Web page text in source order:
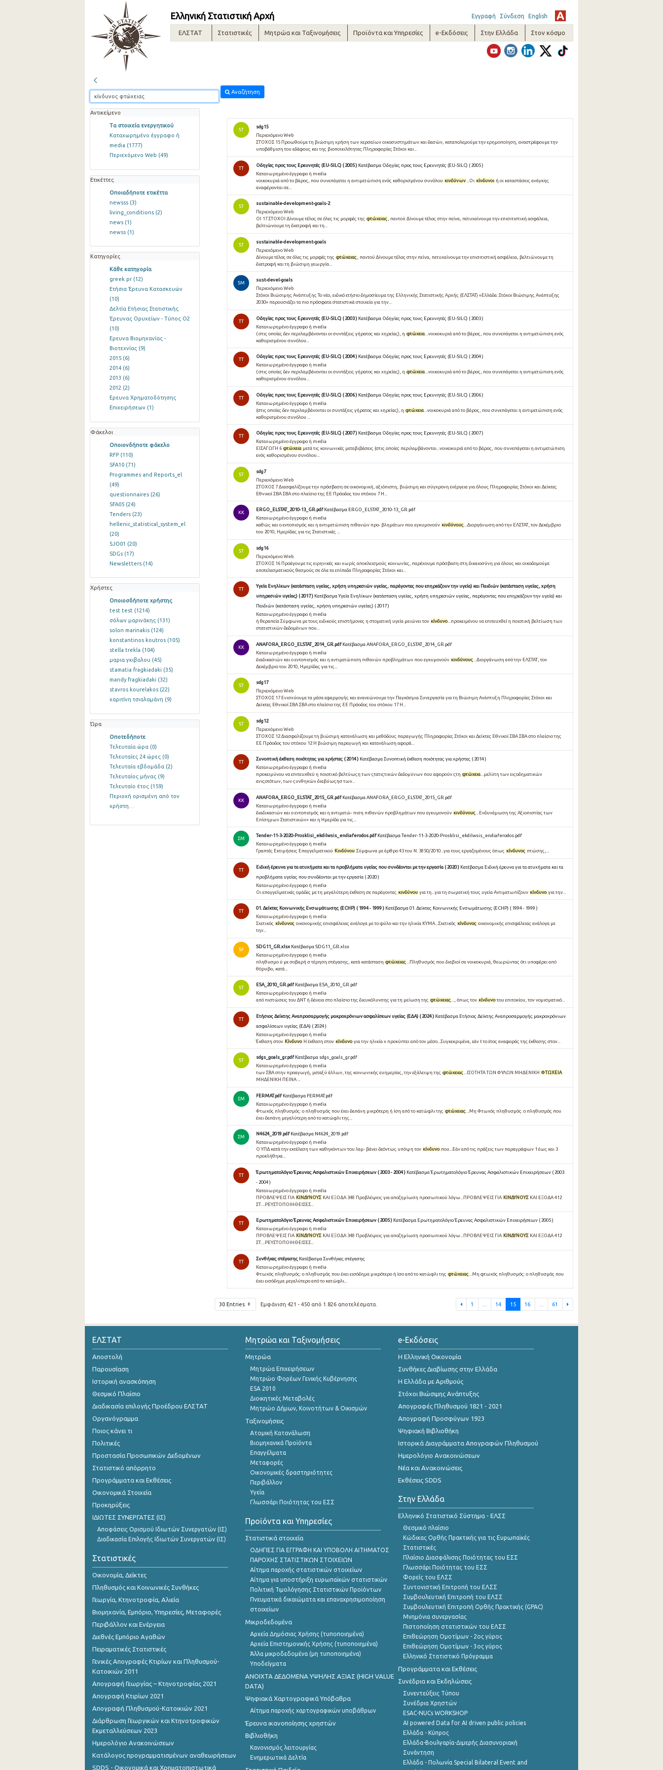
Ελληνική Στατιστική Αρχή Εγγραφή Σύνδεση English
ΕΛΣΤΑΤ Στατιστικές Μητρώα και Ταξινομήσεις Προϊόντα και Υπηρεσίες e-Εκδόσεις Στην Ελλάδα Στον κόσμο
Αναζήτηση
Αντικείμενο
Τα στοιχεία ενεργητικού
Καταχωρημένο έγγραφο ή
media (1777)
Περιεχόμενο Web (49)
Ετικέττες
Οποιαδήποτε ετικέττα
newsss (3)
living_conditions (2)
news (1)
newss (1)
Κατηγορίες
Κάθε κατηγορία
greek pr (12)
Ετήσια Έρευνα Κατασκευών
(10)
Δελτία Ετήσιας Στατιστικής
Έρευνας Ορυχείων - Τύπος Ο2
(10)
Ερευνα Βιομηχανίας -
Βιοτεχνίας (9)
2015 (6)
2014 (6)
2013 (6)
2012 (2)
Ερευνα Χρηματοδότησης
Επιχειρήσεων (1)
Φάκελοι
Οποιονδήποτε φάκελο
RFP (110)
SFA10 (71)
Programmes and Reports_el
(49)
questionnaires (26)
SFA05 (24)
Tenders (23)
hellenic_statistical_system_el
(20)
SJO01 (20)
SDGs (17)
Newsletters (14)
Χρήστες
Οποιοσδήποτε χρήστης
test test (1214)
σόλων μαρινάκης (131)
solon marinakis (124)
konstantinos koutros (105)
stella trekla (104)
μαρια γκιβαλου (45)
stamatia fragkiadaki (35)
mandy fragkiadaki (32)
stavros kourelakos (22)
χαριτίνη τσιαλαμάνη (9)
Ώρα
Οποτεδήποτε
Τελευταία ώρα (0)
Τελευταίες 24 ώρες (0)
Τελευταία εβδομάδα (2)
Τελευταίος μήνας (9)
Τελευταίο έτος (159)
Περιοχή ορισμένη από τον
χρήστη…
ST
sdg15
Περιεχόμενο Web
ΣΤΟΧΟΣ 15 Προωθούμε τη βιώσιμη χρήση των χερσαίων οικοσυστημάτων και δασών, καταπολεμούμε την ερημοποίηση, αναστρέφουμε την
υποβάθμιση του εδάφους και της βιοποικιλότητας Πληροφορίες Στόχοι και...
TT
Οδηγίες προς τους Ερευνητές (EU-SILC) ( 2005 ) Κατέβασμα Οδηγίες προς τους Ερευνητές (EU-SILC) ( 2005 )
Καταχωρημένο έγγραφο ή media
νοικοκυριά από το βάρος, που συνεπάγεται η αντιμετώπιση ενός καθορισμένου συνόλου κινδύνων ...Οι κίνδυνοι ή οι καταστάσεις ανάγκης
αναφέρονται σε...
ST
sustainable-development-goals-2
Περιεχόμενο Web
ΟΙ 17 ΣΤΟΧΟΙ Δίνουμε τέλος σε όλες τις μορφές της φτώχειας, παντού Δίνουμε τέλος στην πείνα, πετυχαίνουμε την επισιτιστική ασφάλεια,
βελτιώνουμε τη διατροφή και τη...
ST
sustainable-development-goals
Περιεχόμενο Web
Δίνουμε τέλος σε όλες τις μορφές της φτώχειας , παντού Δίνουμε τέλος στην πείνα, πετυχαίνουμε την επισιτιστική ασφάλεια, βελτιώνουμε τη
διατροφή και τη βιώσιμη γεωργία...
SM
sust-devel-goals
Περιεχόμενο Web
Στόχοι Βιώσιμης Ανάπτυξης Το νέο, ειδικό ετήσιο δημοσίευμα της Ελληνικής Στατιστικής Αρχής (ΕΛΣΤΑΤ) «Ελλάδα: Στόχοι Βιώσιμης Ανάπτυξης
2030» παρουσιάζει τα πιο πρόσφατα στατιστικά στοιχεία για την...
TT
Οδηγίες προς τους Ερευνητές (EU-SILC) ( 2003 ) Κατέβασμα Οδηγίες προς τους Ερευνητές (EU-SILC) ( 2003 )
Καταχωρημένο έγγραφο ή media
( στις οποίες δεν περιλαμβάνονται οι συντάξεις γήρατος και χηρείας), η φτώχεια ...νοικοκυριά από το βάρος, που συνεπάγεται η αντιμετώπιση ενός
καθορισμένου συνόλου...
TT
Οδηγίες προς τους Ερευνητές (EU-SILC) ( 2004 ) Κατέβασμα Οδηγίες προς τους Ερευνητές (EU-SILC) ( 2004 )
Καταχωρημένο έγγραφο ή media
( στις οποίες δεν περιλαμβάνονται οι συντάξεις γήρατος και χηρείας), η φτώχεια...νοικοκυριά από το βάρος, που συνεπάγεται η αντιμετώπιση ενός
καθορισμένου συνόλου...
TT
Οδηγίες προς τους Ερευνητές (EU-SILC) ( 2006 ) Κατέβασμα Οδηγίες προς τους Ερευνητές (EU-SILC) ( 2006 )
Καταχωρημένο έγγραφο ή media
(στις οποίες δεν περιλαμβάνονται οι συντάξεις γήρατος και χηρείας), η φτώχεια ...νοικοκυριά από το βάρος, που συνεπάγεται η αντιμετώπιση ενός
καθορισμένου συνόλου ...
TT
Οδηγίες προς τους Ερευνητές (EU-SILC) ( 2007 ) Κατέβασμα Οδηγίες προς τους Ερευνητές (EU-SILC) ( 2007 )
Καταχωρημένο έγγραφο ή media
ΕΙΣΑΓΩΓΗ 6 φτώχεια μετά τις κοινωνικές μεταβιβάσεις (στις οποίες περιλαμβάνονται...νοικοκυριά από το βάρος, που συνεπάγεται η αντιμετώπιση
ενός καθορισμένου συνόλου...
ST
sdg7
Περιεχόμενο Web
ΣΤΟΧΟΣ 7 Διασφαλίζουμε την πρόσβαση σε οικονομική, αξιόπιστη, βιώσιμη και σύγχρονη ενέργεια για όλους Πληροφορίες Στόχοι και Δείκτες
Εθνικοί ΣΒΑ ΣΒΑ στο πλαίσιο της ΕΕ Πρόοδος του στόχου 7 Η...
KK
ERGO_ELSTAT_2010-13_GR.pdf Κατέβασμα ERGO_ELSTAT_2010-13_GR.pdf
Καταχωρημένο έγγραφο ή media
καθώς και ο εντοπισμός και η αντιμετώπιση πιθανών προ- βλημάτων που εγκυμονούν κινδύνους...Διοργάνωση από την ΕΛΣΤΑΤ, τον Δεκέμβριο
του 2010, Ημερίδας για τις Στατιστικές ...
ST
sdg16
Περιεχόμενο Web
ΣΤΟΧΟΣ 16 Προάγουμε τις ειρηνικές και χωρίς αποκλεισμούς κοινωνίες, παρέχουμε πρόσβαση στη δικαιοσύνη για όλους και οικοδομούμε
αποτελεσματικούς θεσμούς σε όλα τα επίπεδα Πληροφορίες Στόχοι και...
TT
Υγεία Ενηλίκων (κατάσταση υγείας, χρήση υπηρεσιών υγείας, παράγοντες που επηρεάζουν την υγεία) και Παιδιών (κατάσταση υγείας, χρήση
υπηρεσιών υγείας) ( 2017 ) Κατέβασμα Υγεία Ενηλίκων (κατάσταση υγείας, χρήση υπηρεσιών υγείας, παράγοντες που επηρεάζουν την υγεία) και
Παιδιών (κατάσταση υγείας, χρήση υπηρεσιών υγείας) ( 2017 )
Καταχωρημένο έγγραφο ή media
ή θεραπεία Σύμφωνα με τους ειδικούς επιστήμονες η στοματική υγεία μειώνει τον κίνδυνο...προκειμένου να επιτευχθεί η ποιοτική βελτίωση των
στατιστικών δεδομένων που...
KK
ANAFORA_ERGO_ELSTAT_2014_GR.pdf Κατέβασμα ANAFORA_ERGO_ELSTAT_2014_GR.pdf
Καταχωρημένο έγγραφο ή media
διαδικασιών και ο εντοπισμός και η αντιμετώπιση πιθανών προβλημάτων που εγκυμονούν κινδύνους ...Διοργάνωση από την ΕΛΣΤΑΤ, τον
Δεκέμβριο του 2010, Ημερίδας για τις...
ST
sdg17
Περιεχόμενο Web
ΣΤΟΧΟΣ 17 Ενισχύουμε τα μέσα εφαρμογής και ανανεώνουμε την Παγκόσμια Συνεργασία για τη Βιώσιμη Ανάπτυξη Πληροφορίες Στόχοι και
Δείκτες Εθνικοί ΣΒΑ ΣΒΑ στο πλαίσιο της ΕΕ Πρόοδος του στόχου 17 Η...
ST
sdg12
Περιεχόμενο Web
ΣΤΟΧΟΣ 12 Διασφαλίζουμε τη βιώσιμη κατανάλωση και μεθόδους παραγωγής Πληροφορίες Στόχοι και Δείκτες Εθνικοί ΣΒΑ ΣΒΑ στο πλαίσιο της
ΕΕ Πρόοδος του στόχου 12 Η βιώσιμη παραγωγή και κατανάλωση αφορά...
TT
Συνοπτική έκθεση ποιότητας για χρήστες ( 2014 ) Κατέβασμα Συνοπτική έκθεση ποιότητας για χρήστες ( 2014 )
Καταχωρημένο έγγραφο ή media
προκειμϋνου να επιτευχθεύ η ποιοτικό βελτύωςη των ςτατιςτικών δεδομϋνων που αφορούν ςτη φτώχεια...μελϋτη των ειςοδηματικών
ανιςοτότων, των ςυνθηκών διαβύωςησ των...
KK
ANAFORA_ERGO_ELSTAT_2015_GR.pdf Κατέβασμα ANAFORA_ERGO_ELSTAT_2015_GR.pdf
Καταχωρημένο έγγραφο ή media
διαδικασιών και ο εντοπισμός και η αντιμετώ- πιση πιθανών προβλημάτων που εγκυμονούν κινδύνους ...Ενδυνάμωση της Αξιοπιστίας των
Επίσημων Στατιστικών» και η Ημερίδα για τις...
ΣΜ
Tender-11-3-2020-Prosklisi_ekdilwsis_endiaferodos.pdf Κατέβασμα Tender-11-3-2020-Prosklisi_ekdilwsis_endiaferodos.pdf
Καταχωρημένο έγγραφο ή media
Γραπτές Εκτιμήσεις Επαγγελματικού Κινδύνου Σύμφωνα με άρθρο 43 του Ν. 3850/2010...για τους εργαζομένους όπως κίνδυνος πτώσης,...
TT
Ειδική έρευνα για τα ατυχήματα και τα προβλήματα υγείας που συνδέονται με την εργασία ( 2020 ) Κατέβασμα Ειδική έρευνα για τα ατυχήματα και τα
προβλήματα υγείας που συνδέονται με την εργασία ( 2020 )
Καταχωρημένο έγγραφο ή media
Οι επαγγελματικές ομάδες με τη μεγαλύτερη έκθεση σε παράγοντες κινδύνου για τη...για τη σωματική τους υγεία Aντιμετωπίζουν κίνδυνο για την...
TT
01. Δείκτες Κοινωνικής Ενσωμάτωσης (ECHP) ( 1994 - 1999 ) Κατέβασμα 01. Δείκτες Κοινωνικής Ενσωμάτωσης (ECHP) ( 1994 - 1999 )
Καταχωρημένο έγγραφο ή media
Σχετικός κίνδυνος οικονομικής επισφάλειας ανάλογα με το φύλο και την ηλικία KYMA...Σχετικός κίνδυνος οικονομικής επισφάλειας ανάλογα με
την...
SF
SDG11_GR.xlsx Κατέβασμα SDG11_GR.xlsx
Καταχωρημένο έγγραφο ή media
πληθυσμο ύ με σοβαρή σ τέρηση στέγασης, κατά κατάσταση φτώχειας ...Πληθυσμός που διαβιοί σε νοικοκυριά, θεωρώντας ότι υποφέρει από
θόρυβο, κατά...
ST
ESA_2010_GR.pdf Κατέβασμα ESA_2010_GR.pdf
Καταχωρημένο έγγραφο ή media
από πιστώσεις του ΔΝΤ ή δάνεια στο πλαίσιο της διευκόλυνσης για τη μείωση της φτώχειας..., όπως τον κίνδυνοτου επιτοκίου, τον νομισματικό...
TT
Ετήσιος Δείκτης Αναπροσαρμογής μακροχρόνιων ασφαλίσεων υγείας (ΕΔΑ) ( 2024 ) Κατέβασμα Ετήσιος Δείκτης Αναπροσαρμογής μακροχρόνιων
ασφαλίσεων υγείας (ΕΔΑ) ( 2024 )
Καταχωρημένο έγγραφο ή media
Έκθεση στον Κίνδυνο Η έκθεση στον κίνδυνο για την ηλικία x προκύπτει από τον μέσο...Συγκεκριμένα, εάν t το έτος αναφοράς της έκθεσης στον...
ST
sdgs_goals_gr.pdf Κατέβασμα sdgs_goals_gr.pdf
Καταχωρημένο έγγραφο ή media
των ΣΒΑ στην προαγωγή, μεταξύ άλλων, της κοινωνικής ευημερίας, την εξάλειψη της φτώχειας...ΙΣΟΤΗΤΑ ΤΩΝ ΦΥΛΩΝ ΜΗΔΕΝΙΚΗ ΦΤΩΧΕΙΑ
ΜΗΔΕΝΙΚΗ ΠΕΙΝΑ ...
ΣΜ
FERMAT.pdf Κατέβασμα FERMAT.pdf
Καταχωρημένο έγγραφο ή media
Φτωχός πληθυσμός: ο πληθυσμός που έχει δαπάνη μικρότερη ή ίση από το κατώφλι της φτώχειας ...Μη Φτωχός πληθυσμός: ο πληθυσμός που
έχει δαπάνη μεγαλύτερη από το κατώφλι της...
ΣΜ
N4624_2019.pdf Κατέβασμα N4624_2019.pdf
Καταχωρημένο έγγραφο ή media
Ο ΥΠΔ κατά την εκτέλεση των καθηκόντων του λαμ- βάνει δεόντως υπόψη τον κίνδυνο που...Εάν από τις πράξεις των παραγράφων 1 έως και 3
προκλήθηκε...
TT
Έρωτηματολόγιο Έρευνας Ασφαλιστικών Επιχειρήσεων ( 2003 - 2004 ) Κατέβασμα Έρωτηματολόγιο Έρευνας Ασφαλιστικών Επιχειρήσεων ( 2003
- 2004 )
Καταχωρημένο έγγραφο ή media
ΠΡΟΒΛΕΨΕΙΣ ΓΙΑ ΚΙΝΔΥΝΟΥΣ ΚΑΙ ΕΞΟΔΑ 348 Προβλέψεις για αποζημίωση προσωπικού λόγω...ΠΡΟΒΛΕΨΕΙΣ ΓΙΑ ΚΙΝΔΥΝΟΥΣ ΚΑΙ ΕΞΟΔΑ 412
ΣΤ....ΡΕΥΣΤΟΠΟΙΗΘΕΙΣΕΣ...
TT
Ερωτηματολόγιο Έρευνας Ασφαλιστικών Επιχειρήσεων ( 2005 ) Κατέβασμα Ερωτηματολόγιο Έρευνας Ασφαλιστικών Επιχειρήσεων ( 2005 )
Καταχωρημένο έγγραφο ή media
ΠΡΟΒΛΕΨΕΙΣ ΓΙΑ ΚΙΝΔΥΝΟΥΣ ΚΑΙ ΕΞΟΔΑ 348 Προβλέψεις για αποζημίωση προσωπικού λόγω...ΠΡΟΒΛΕΨΕΙΣ ΓΙΑ ΚΙΝΔΥΝΟΥΣ ΚΑΙ ΕΞΟΔΑ 412
ΣΤ....ΡΕΥΣΤΟΠΟΙΗΘΕΙΣΕΣ...
TT
Συνθήκες στέγασης Κατέβασμα Συνθήκες στέγασης
Καταχωρημένο έγγραφο ή media
Φτωχός πληθυσµός: ο πληθυσµός που έχει εισόδηµα µικρότερο ή ίσο από το κατώφλι της φτώχειας ...Μη φτωχός πληθυσµός: ο πληθυσµός που
έχει εισόδηµα µεγαλύτερο από το κατώφλι...
30 Entries Εμφάνιση 421 - 450 από 1.826 αποτελέσματα. 1 14 15 16 61
ΕΛΣΤΑΤ
Αποστολή
Παρουσίαση
Ιστορική ανασκόπηση
Θεσμικό Πλαίσιο
Διαδικασία επιλογής Προέδρου ΕΛΣΤΑΤ
Οργανόγραμμα
Ποιος κάνει τι
Πολιτικές
Προστασία Προσωπικών Δεδομένων
Στατιστικό απόρρητο
Προγράμματα και Εκθέσεις
Οικονομικά Στοιχεία
Προκηρύξεις
ΙΔΙΩΤΕΣ ΣΥΝΕΡΓΑΤΕΣ (ΙΣ)
Αποφάσεις Ορισμού Ιδιωτών Συνεργατών (ΙΣ)
Διαδικασία Επιλογής Ιδιωτών Συνεργατών (ΙΣ)
Στατιστικές
Οικονομία, Δείκτες
Πληθυσμός και Κοινωνικές Συνθήκες
Γεωργία, Κτηνοτροφία, Αλιεία
Βιομηχανία, Εμπόριο, Υπηρεσίες, Μεταφορές
Περιβάλλον και Ενέργεια
Διεθνές Εμπόριο Αγαθών
Πειραματικές Στατιστικές
Γενικές Απογραφές Κτιρίων και Πληθυσμού-
Κατοικιών 2011
Απογραφή Γεωργίας – Κτηνοτροφίας 2021
Απογραφή Κτιρίων 2021
Απογραφή Πληθυσμού-Κατοικιών 2021
Διάρθρωση Γεωργικών και Κτηνοτροφικών
Εκμεταλλεύσεων 2023
Ημερολόγιο Ανακοινώσεων
Κατάλογος προγραμματισμένων αναθεωρήσεων
SDDS - Οικονομικά και Χρηματοπιστωτικά
Μητρώα και Ταξινομήσεις
Μητρώα
Μητρώα Επιχειρήσεων
Μητρώο Φορέων Γενικής Κυβέρνησης
ESA 2010
Διοικητικές Μεταβολές
Μητρώο Δήμων, Κοινοτήτων & Οικισμών
Ταξινομήσεις
Ατομική Κατανάλωση
Βιομηχανικά Προϊόντα
Επαγγέλματα
Μεταφορές
Οικονομικές δραστηριότητες
Περιβάλλον
Υγεία
Γλωσσάρι Ποιότητας του ΕΣΣ
Προϊόντα και Υπηρεσίες
Στατιστικά στοιχεία
ΟΔΗΓΙΕΣ ΓΙΑ ΕΓΓΡΑΦΗ ΚΑΙ ΥΠΟΒΟΛΗ ΑΙΤΗΜΑΤΟΣ
ΠΑΡΟΧΗΣ ΣΤΑΤΙΣΤΙΚΩΝ ΣΤΟΙΧΕΙΩΝ
Αίτημα παροχής στατιστικών στοιχείων
Αίτημα για υποστήριξη ευρωπαϊκών στατιστικών
Πολιτική Τιμολόγησης Στατιστικών Προϊόντων
Πνευματικά δικαιώματα και επαναχρησιμοποίηση
στοιχείων
Μικροδεδομένα
Αρχεία Δημόσιας Χρήσης (τυποποιημένα)
Αρχεία Επιστημονικής Χρήσης (τυποποιημένα)
Άλλα μικροδεδομένα (μη τυποποιημένα)
Υποδείγματα
ANOIXTA ΔΕΔΟΜΕΝΑ ΥΨΗΛΗΣ ΑΞΙΑΣ (HIGH VALUE
DATA)
Ψηφιακά Χαρτογραφικά Υπόβαθρα
Αίτημα παροχής χαρτογραφικών υποβάθρων
Έρευνα ικανοποίησης χρηστών
Βιβλιοθήκη
Κανονισμός λειτουργίας
Ενημερωτικά Δελτία
e-Εκδόσεις
Η Ελληνική Οικονομία
Συνθήκες Διαβίωσης στην Ελλάδα
Η Ελλάδα με Αριθμούς
Στόχοι Βιώσιμης Ανάπτυξης
Απογραφές Πληθυσμού 1821 - 2021
Απογραφή Προσφύγων 1923
Ψηφιακή Βιβλιοθήκη
Ιστορικά Διαγράμματα Απογραφών Πληθυσμού
Ημερολόγιο Ανακοινώσεων
Νέα και Ανακοινώσεις
Εκθέσεις SDDS
Στην Ελλάδα
Ελληνικό Στατιστικό Σύστημα - ΕΛΣΣ
Θεσμικό πλαίσιο
Κώδικας Ορθής Πρακτικής για τις Ευρωπαϊκές
Στατιστικές
Πλαίσιο Διασφάλισης Ποιότητας του ΕΣΣ
Γλωσσάρι Ποιότητας του ΕΣΣ
Φορείς του ΕΛΣΣ
Συντονιστική Επιτροπή του ΕΛΣΣ
Συμβουλευτική Επιτροπή του ΕΛΣΣ
Συμβουλευτική Επιτροπή Ορθής Πρακτικής (GPAC)
Μνημόνια συνεργασίας
Πιστοποίηση στατιστικών του ΕΛΣΣ
Επιθεώρηση Ομοτίμων - 2ος γύρος
Επιθεώρηση Ομοτίμων - 3ος γύρος
Ελληνικό Στατιστικό Πρόγραμμα
Προγράμματα και Εκθέσεις
Συνέδρια και Εκδηλώσεις
Συνεντεύξεις Τύπου
Συνέδρια Χρηστών
ESAC-NUCs WORKSHOP
AI powered Data for AI driven public policies
Ελλάδα - Κύπρος
Ελλάδα-Βουλγαρία-Διμερής Διασυνοριακή
Συνάντηση
Ελλάδα - Πολωνία Special Bilateral Event and